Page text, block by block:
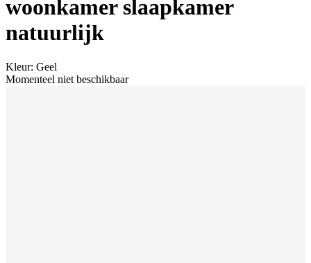
woonkamer slaapkamer
natuurlijk
Kleur: Geel
Momenteel niet beschikbaar